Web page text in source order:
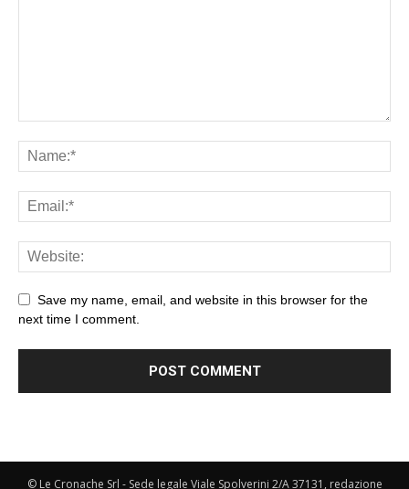
Save my name, email, and website in this browser for the
next time I comment.
© Le Cronache Srl - Sede legale Viale Spolverini 2/A 37131, redazione